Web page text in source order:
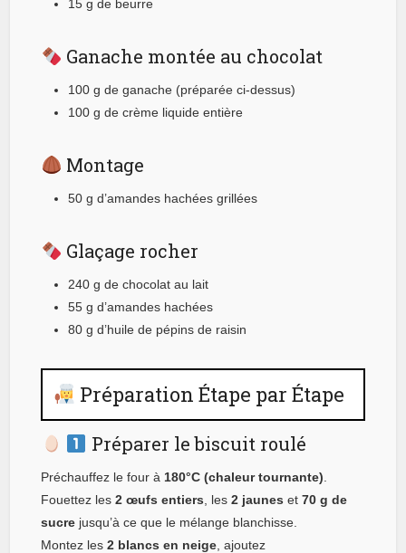
15 g de beurre
Ganache montée au chocolat
100 g de ganache (préparée ci-dessus)
100 g de crème liquide entière
Montage
50 g d’amandes hachées grillées
Glaçage rocher
240 g de chocolat au lait
55 g d’amandes hachées
80 g d’huile de pépins de raisin
Préparation Étape par Étape
Préparer le biscuit roulé
Préchauffez le four à 180°C (chaleur tournante)
Fouettez les2 œufs entiers , les2 jaunes et70 g de
sucre jusqu’à ce que le mélange blanchisse.
Montez les2 blancs en neige , ajoutez